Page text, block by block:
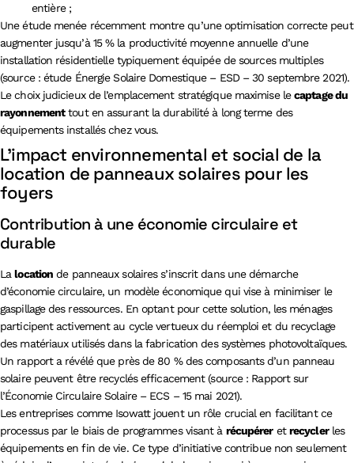
entière ;
Une étude menée récemment montre qu’une optimisation correcte peut
augmenter jusqu’à 15 % la productivité moyenne annuelle d’une
installation résidentielle typiquement équipée de sources multiples
(source : étude Énergie Solaire Domestique – ESD – 30 septembre 2021).
Le choix judicieux de l’emplacement stratégique maximise lecaptage du
rayonnementtout en assurant la durabilité à long terme des
équipements installés chez vous.
L’impact environnemental et social de la
location de panneaux solaires pour les
foyers
Contribution à une économie circulaire et
durable
Lalocation de panneaux solaires s’inscrit dans une démarche
d’économie circulaire, un modèle économique qui vise à minimiser le
gaspillage des ressources. En optant pour cette solution, les ménages
participent activement au cycle vertueux du réemploi et du recyclage
des matériaux utilisés dans la fabrication des systèmes photovoltaïques.
Un rapport a révélé que près de 80 % des composants d’un panneau
solaire peuvent être recyclés efficacement (source : Rapport sur
l’Économie Circulaire Solaire – ECS – 15 mai 2021).
Les entreprises comme Isowatt jouent un rôle crucial en facilitant ce
processus par le biais de programmes visant à récupéreretrecyclerles
équipements en fin de vie. Ce type d’initiative contribue non seulement